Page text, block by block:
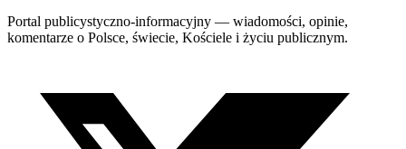
Portal publicystyczno-informacyjny — wiadomości, opinie,
komentarze o Polsce, świecie, Kościele i życiu publicznym.